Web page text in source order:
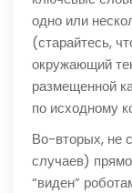
одно или
(старайтесь,
окружающий
размещенной
по исходному
Во-вторых, не
случаев)
“виден”